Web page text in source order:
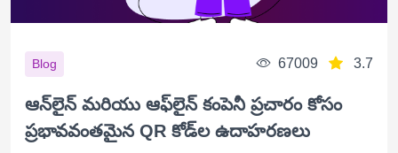
Blog 67009 3.7
ఆన్‌లైన్ మరియు ఆఫ్‌లైన్ కంపెనీ ప్రచారం కోసం
ప్రభావవంతమైన QR కోడ్‌ల ఉదాహరణలు